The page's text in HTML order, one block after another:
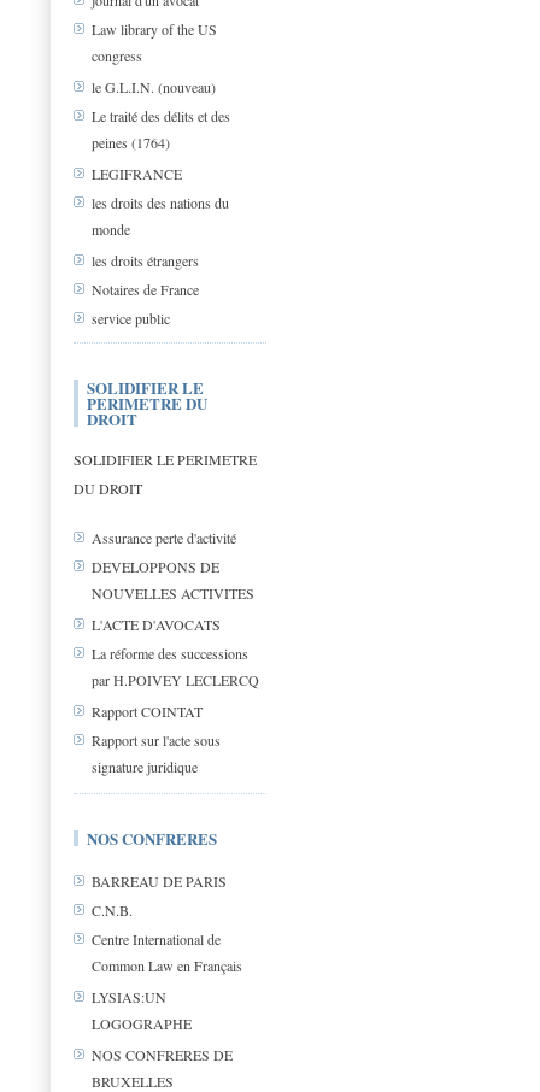
Law library of the US
congress
le G.L.I.N. (nouveau)
Le traité des délits et des
peines (1764)
LEGIFRANCE
les droits des nations du
monde
les droits étrangers
Notaires de France
service public
SOLIDIFIER LE
PERIMETRE DU
DROIT
SOLIDIFIER LE PERIMETRE
DU DROIT
Assurance perte d'activité
DEVELOPPONS DE
NOUVELLES ACTIVITES
L'ACTE D'AVOCATS
La réforme des successions
par H.POIVEY LECLERCQ
Rapport COINTAT
Rapport sur l'acte sous
signature juridique
NOS CONFRERES
BARREAU DE PARIS
C.N.B.
Centre International de
Common Law en Français
LYSIAS:UN
LOGOGRAPHE
NOS CONFRERES DE
BRUXELLES